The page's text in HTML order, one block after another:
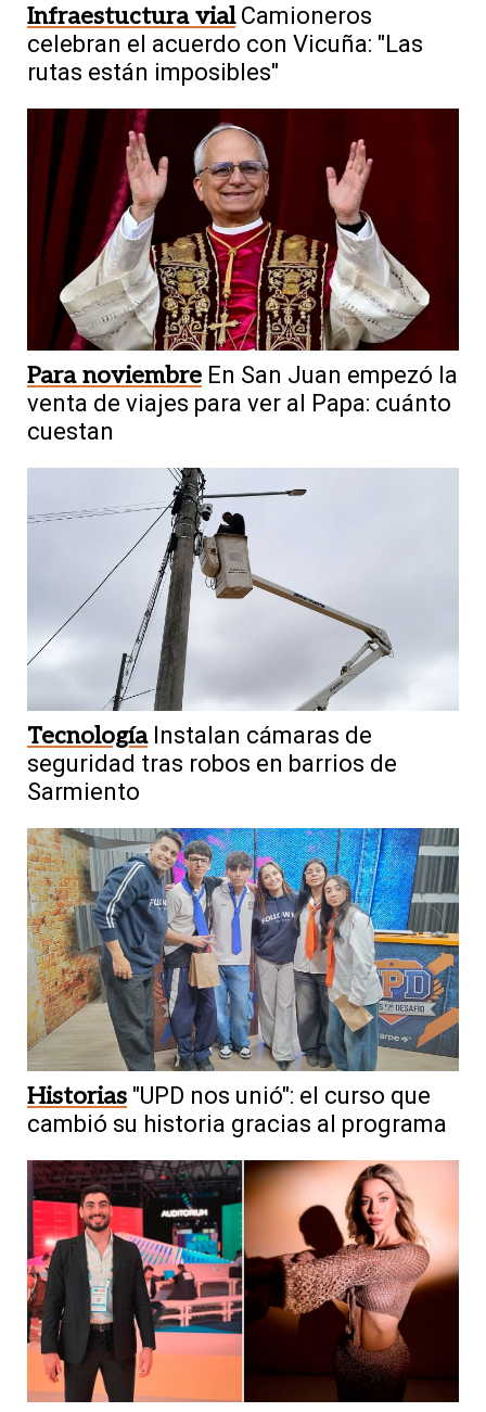
Infraestuctura vial Camioneros
celebran el acuerdo con Vicuña: "Las
rutas están imposibles"
Para noviembre En San Juan empezó la
venta de viajes para ver al Papa: cuánto
cuestan
Tecnología Instalan cámaras de
seguridad tras robos en barrios de
Sarmiento
Historias "UPD nos unió": el curso que
cambió su historia gracias al programa